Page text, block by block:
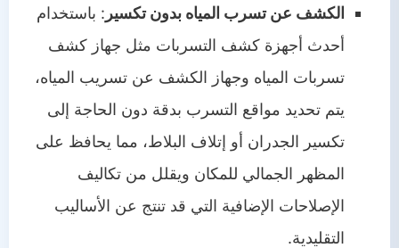
الكشف عن تسرب المياه بدون تكسير : باستخدام
أحدث أجهزة كشف التسربات مثل جهاز كشف
تسربات المياه وجهاز الكشف عن تسريب المياه،
يتم تحديد مواقع التسرب بدقة دون الحاجة إلى
تكسير الجدران أو إتلاف البلاط، مما يحافظ على
المظهر الجمالي للمكان ويقلل من تكاليف
الإصلاحات الإضافية التي قد تنتج عن الأساليب
التقليدية.